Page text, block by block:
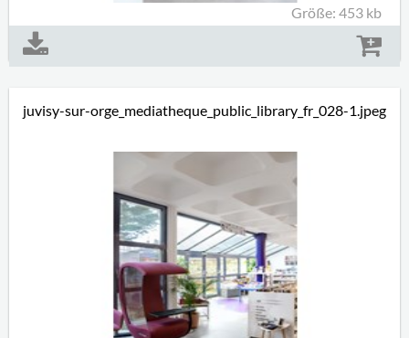
Größe: 453 kb
juvisy-sur-orge_mediatheque_public_library_fr_028-1.jpeg